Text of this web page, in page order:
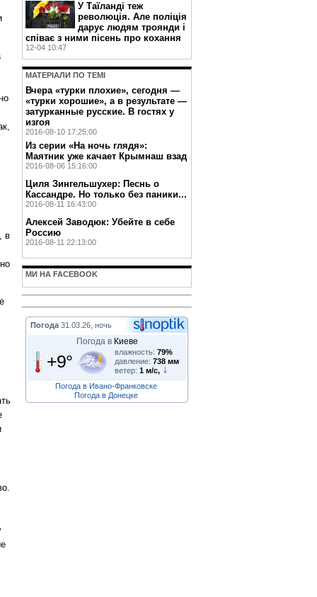
в
У Таїланді теж
революція. Але поліція
дарує людям троянди і
співає з ними пісень про кохання
12-04 10:47
МАТЕРIАЛИ ПО ТЕМI
Вчера «турки плохие», сегодня —
«турки хорошие», а в результате —
затурканные русские. В гостях у
изгоя
2016-08-10 17:25:00
Из серии «На ночь глядя»:
Маятник уже качает Крымнаш взад
2016-08-06 15:16:00
Циля Зингельшухер: Песнь о
Кассандре. Но только без паники...
2016-08-11 16:43:00
Алексей Заводюк: Убейте в себе
Россию
2016-08-11 22:13:00
МИ НА FACEBOOK
Погода 31.03.26, ночь
Погода в Киеве
+9° влажность: 79%
давление: 738 мм
ветер: 1 м/с,
Погода в Ивано-Франковске
Погода в Донецке